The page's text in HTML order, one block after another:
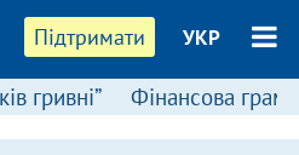
Підтримати УКР
гривні” Фінансова